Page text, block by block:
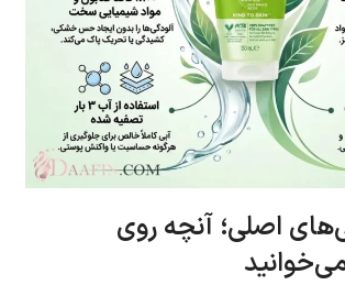
اصلی؛ آنچه روی